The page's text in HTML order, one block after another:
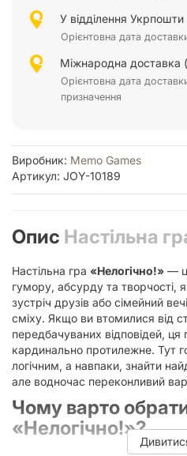
У відділення Укрпошти
Орієнтовна дата
Міжнародна доставка (
Орієнтовна дата
призначення
Виробник: Memo Games
Артикул: JOY-10189
Опис Настільна
Настільна гра «Нелогічно!» —
гумору, абсурду та творчості,
зустріч друзів або сімейний
сміху. Якщо ви втомилися від
передбачуваних відповідей,
кардинально протилежне. Тут
логічним, а навпаки, знайти
але водночас переконливий
Чому варто
«Нелогічно!»?